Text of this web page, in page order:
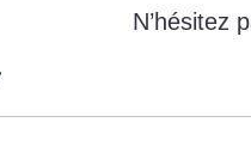
N’hésitez